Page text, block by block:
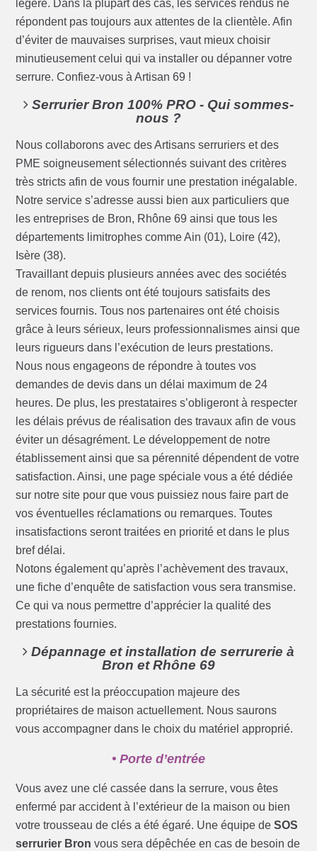
légère. Dans la plupart des cas, les services rendus ne
répondent pas toujours aux attentes de la clientèle. Afin
d’éviter de mauvaises surprises, vaut mieux choisir
minutieusement celui qui va installer ou dépanner votre
serrure. Confiez-vous à Artisan 69 !
Serrurier Bron 100% PRO - Qui sommes-
nous ?
Nous collaborons avec des Artisans serruriers et des
PME soigneusement sélectionnés suivant des critères
très stricts afin de vous fournir une prestation inégalable.
Notre service s’adresse aussi bien aux particuliers que
les entreprises de Bron, Rhône 69 ainsi que tous les
départements limitrophes comme Ain (01), Loire (42),
Isère (38).
Travaillant depuis plusieurs années avec des sociétés
de renom, nos clients ont été toujours satisfaits des
services fournis. Tous nos partenaires ont été choisis
grâce à leurs sérieux, leurs professionnalismes ainsi que
leurs rigueurs dans l’exécution de leurs prestations.
Nous nous engageons de répondre à toutes vos
demandes de devis dans un délai maximum de 24
heures. De plus, les prestataires s’obligeront à respecter
les délais prévus de réalisation des travaux afin de vous
éviter un désagrément. Le développement de notre
établissement ainsi que sa pérennité dépendent de votre
satisfaction. Ainsi, une page spéciale vous a été dédiée
sur notre site pour que vous puissiez nous faire part de
vos éventuelles réclamations ou remarques. Toutes
insatisfactions seront traitées en priorité et dans le plus
bref délai.
Notons également qu’après l’achèvement des travaux,
une fiche d’enquête de satisfaction vous sera transmise.
Ce qui va nous permettre d’apprécier la qualité des
prestations fournies.
Dépannage et installation de serrurerie à
Bron et Rhône 69
La sécurité est la préoccupation majeure des
propriétaires de maison actuellement. Nous saurons
vous accompagner dans le choix du matériel approprié.
• Porte d’entrée
Vous avez une clé cassée dans la serrure, vous êtes
enfermé par accident à l’extérieur de la maison ou bien
votre trousseau de clés a été égaré. Une équipe deSOS
serrurier Bron vous sera dépêchée en cas de besoin de